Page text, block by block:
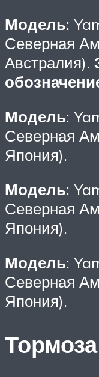
Модель:
Северная
Австралия).
Модель:
Северная
Япония).
Модель:
Северная
Япония).
Модель:
Северная
Япония).
Тормоза